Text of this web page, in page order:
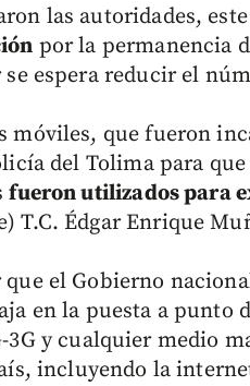
las autoridades,
por la permanencia
espera reducir el
móviles, que fueron
del Tolima para
fueron utilizados para
T.C. Édgar Enrique
que el Gobierno
en la puesta a punto
3G y cualquier medio
incluyendo la